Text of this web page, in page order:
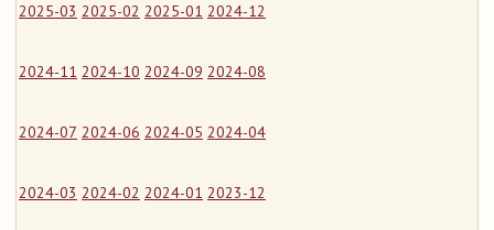
2025-03 2025-02 2025-01 2024-12
2024-11 2024-10 2024-09 2024-08
2024-07 2024-06 2024-05 2024-04
2024-03 2024-02 2024-01 2023-12